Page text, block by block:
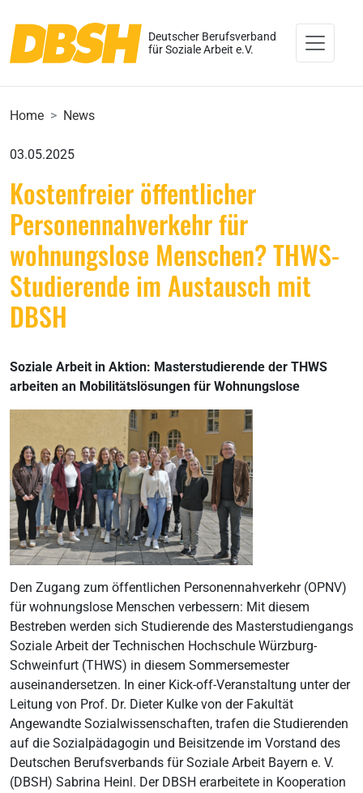
Deutscher Berufsverband
für Soziale Arbeit e.V.
Home News
03.05.2025
Kostenfreier öffentlicher
Personennahverkehr für
wohnungslose Menschen? THWS-
Studierende im Austausch mit
DBSH
Soziale Arbeit in Aktion: Masterstudierende der THWS
arbeiten an Mobilitätslösungen für Wohnungslose
Den Zugang zum öffentlichen Personennahverkehr (OPNV)
für wohnungslose Menschen verbessern: Mit diesem
Bestreben werden sich Studierende des Masterstudiengangs
Soziale Arbeit der Technischen Hochschule Würzburg-
Schweinfurt (THWS) in diesem Sommersemester
auseinandersetzen. In einer Kick-off-Veranstaltung unter der
Leitung von Prof. Dr. Dieter Kulke von der Fakultät
Angewandte Sozialwissenschaften, trafen die Studierenden
auf die Sozialpädagogin und Beisitzende im Vorstand des
Deutschen Berufsverbands für Soziale Arbeit Bayern e. V.
(DBSH) Sabrina Heinl. Der DBSH erarbeitete in Kooperation